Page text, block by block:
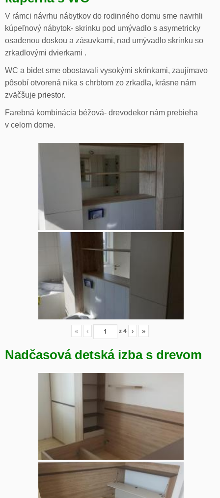
V rámci návrhu nábytkov do rodinného domu sme navrhli
kúpeľnový nábytok- skrinku pod umývadlo s asymetricky
osadenou doskou a zásuvkami, nad umývadlo skrinku so
zrkadlovými dvierkami .
WC a bidet sme obostavali vysokými skrinkami, zaujímavo
pôsobí otvorená nika s chrbtom zo zrkadla, krásne nám
zväčšuje priestor.
Farebná kombinácia béžová- drevodekor nám prebieha
v celom dome.
« ‹ z4 › »
Nadčasová detská izba s drevom